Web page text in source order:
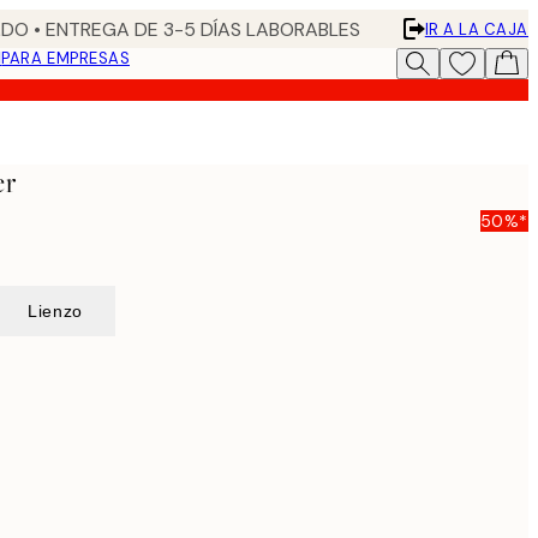
• ENTREGA DE 3-5 DÍAS LABORABLES
IR A LA CAJA
PARA EMPRESAS
50%*
Lienzo